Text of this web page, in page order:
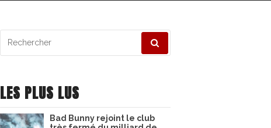
pour
LES PLUS LUS
Bad Bunny rejoint le club